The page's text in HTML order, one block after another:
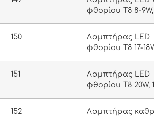
φθορίου T8 8-
150
Λαμπτήρας LED
φθορίου T8 17-
151
Λαμπτήρας LED
φθορίου T8 20W,
152 Λαμπτήρας